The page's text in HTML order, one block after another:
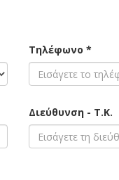
Τηλέφωνο *
Διεύθυνση - Τ.Κ.